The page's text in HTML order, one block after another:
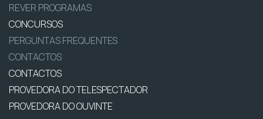
REVER PROGRAMAS
CONCURSOS
PERGUNTAS FREQUENTES
CONTACTOS
CONTACTOS
PROVEDORA DO TELESPECTADOR
PROVEDORA DO OUVINTE